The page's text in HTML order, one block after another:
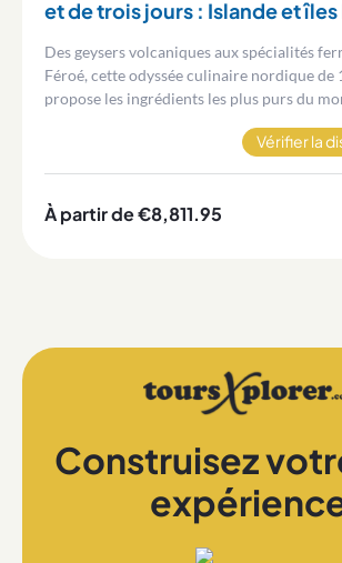
et de trois jours : Islande et
Des geysers volcaniques aux spécialités
Féroé, cette odyssée culinaire nordique de
propose les ingrédients les plus purs du
Vérifier la
À partir de €8,811.95
Construisez